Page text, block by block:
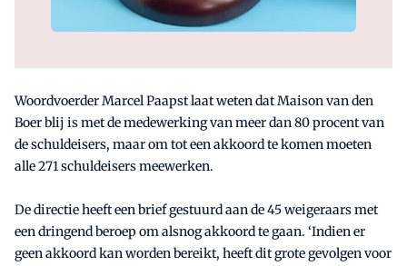
Woordvoerder Marcel Paapst laat weten dat Maison van den
Boer blij is met de medewerking van meer dan 80 procent van
de schuldeisers, maar om tot een akkoord te komen moeten
alle 271 schuldeisers meewerken.
De directie heeft een brief gestuurd aan de 45 weigeraars met
een dringend beroep om alsnog akkoord te gaan. ‘Indien er
geen akkoord kan worden bereikt, heeft dit grote gevolgen voor